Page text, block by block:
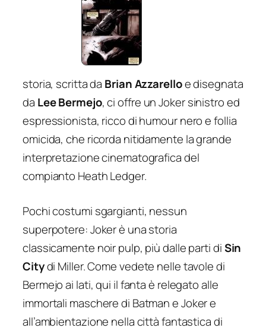
storia, scritta da Brian Azzarelloe disegnata
da Lee Bermejo, ci offre un Joker sinistro ed
espressionista, ricco di humour nero e follia
omicida, che ricorda nitidamente la grande
interpretazione cinematografica del
compianto Heath Ledger.
Pochi costumi sgargianti, nessun
superpotere: Joker è una storia
classicamente noir pulp, più dalle parti diSin
Citydi Miller. Come vedete nelle tavole di
Bermejo ai lati, qui ilfantaè relegato alle
immortali maschere di Batman e Joker e
all’ambientazione nella città fantastica di